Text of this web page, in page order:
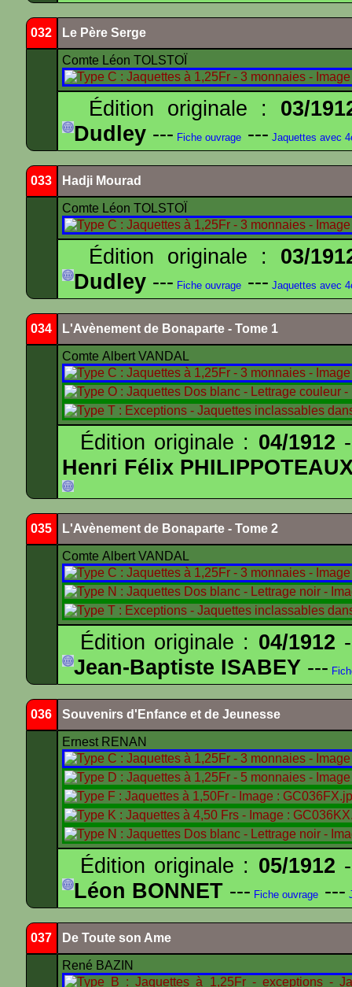
032 Le Père Serge
Comte Léon TOLSTOÏ
Édition originale : 03/
Dudley --- Fiche ouvrage --- Jaquettes avec
033 Hadji Mourad
Comte Léon TOLSTOÏ
Édition originale : 03/
Dudley --- Fiche ouvrage --- Jaquettes avec
034 L'Avènement de Bonaparte - Tome 1
Comte Albert VANDAL
Édition originale : 04/1912
Henri Félix
035 L'Avènement de Bonaparte - Tome 2
Comte Albert VANDAL
Édition originale : 04/1912
Jean-Baptiste ISABEY ---
036 Souvenirs d'Enfance et de Jeunesse
Ernest RENAN
Édition originale : 05/1912
Léon BONNET --- Fiche ouvrage ---
037 De Toute son Ame
René BAZIN